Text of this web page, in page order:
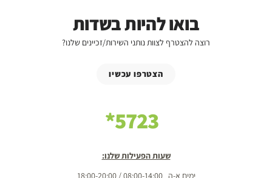
בואו להיות בשדות
רוצה להצטרף לצוות נותני השירות/זכיינים שלנו?
הצטרפו עכשיו
5723*
שעות הפעילות שלנו:
ימים א-ה 08:00-14:00 / 18:00-20:00